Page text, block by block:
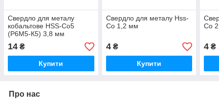
Свердло для металу
кобальтове HSS-Co5
(Р6М5-К5) 3,8 мм
14 ₴
Купити
Свердло для металу Hss-
Co 1,2 мм
4₴
Купити
Co
4 ₴
Про нас